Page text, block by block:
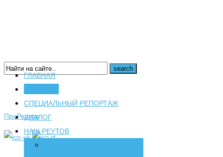
16+
ПроРеутов
ГЛАВНАЯ
СПЕЦИАЛЬНЫЙ РЕПОРТАЖ
ДИАЛОГ
НАШ РЕУТОВ